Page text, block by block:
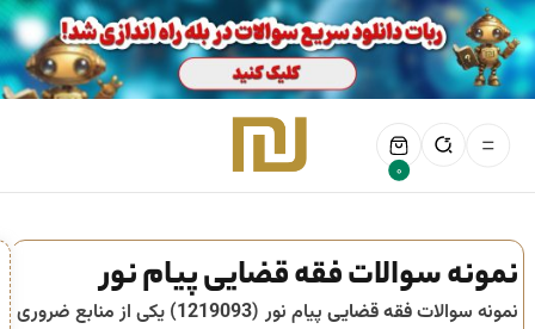
0
نمونه سوالات فقه قضایی پیام نور
نمونه سوالاتفقه قضایی پیام نور (1219093) یکی از منابع ضروری